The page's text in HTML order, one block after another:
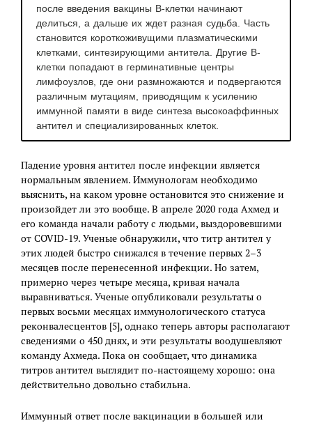
после введения вакцины В-клетки начинают
делиться, а дальше их ждет разная судьба. Часть
становится короткоживущими плазматическими
клетками, синтезирующими антитела. Другие В-
клетки попадают в герминативные центры
лимфоузлов, где они размножаются и подвергаются
различным мутациям, приводящим к усилению
иммунной памяти в виде синтеза высокоаффинных
антител и специализированных клеток.
Падение уровня антител после инфекции является
нормальным явлением. Иммунологам необходимо
выяснить, на каком уровне остановится это снижение и
произойдет ли это вообще. В апреле 2020 года Ахмед и
его команда начали работу с людьми, выздоровевшими
от COVID-19. Ученые обнаружили, что титр антител у
этих людей быстро снижался в течение первых 2–3
месяцев после перенесенной инфекции. Но затем,
примерно через четыре месяца, кривая начала
выравниваться. Ученые опубликовали результаты о
первых восьми месяцах иммунологического статуса
реконвалесцентов [5], однако теперь авторы располагают
сведениями о 450 днях, и эти результаты воодушевляют
команду Ахмеда. Пока он сообщает, что динамика
титров антител выглядит по-настоящему хорошо: она
действительно довольно стабильна.
Иммунный ответ после вакцинации в большей или